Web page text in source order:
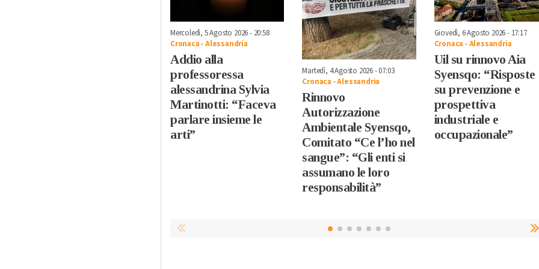
Mercoledì, 5 Agosto 2026 - 20:58
Cronaca-Alessandria
Addio alla
professoressa
alessandrina Sylvia
Martinotti: “Faceva
parlare insieme le
arti”
Martedì, 4 Agosto 2026 - 07:03
Cronaca -Alessandria
Rinnovo
Autorizzazione
Ambientale Syensqo,
Comitato “Ce l’ho nel
sangue”: “Gli enti si
assumano le loro
responsabilità”
Giovedì, 6 Agosto 2026 - 17:17
Cronaca -Alessandria
Uil su rinnovo Aia
Syensqo: “Risposte
su prevenzione e
prospettiva
industriale e
occupazionale”